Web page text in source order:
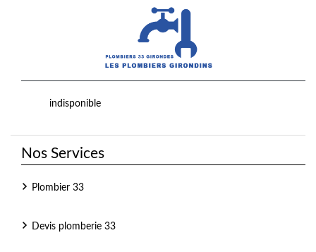
indisponible
Nos Services
Plombier 33
Devis plomberie 33